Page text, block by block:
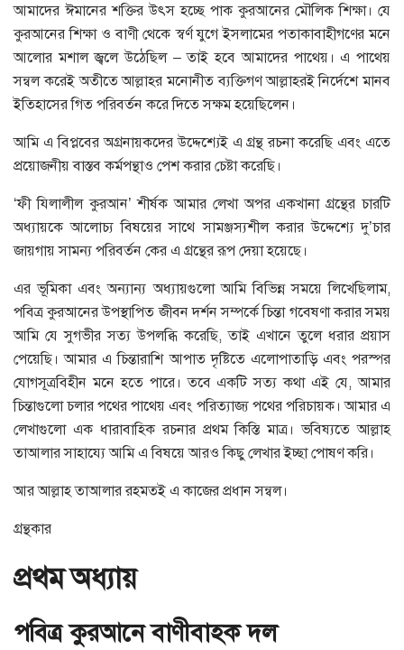
আমাদের ঈমানের শক্তির উৎস হচ্ছে পাক কুরআনের মৌলিক শিক্ষা। যে
কুরআনের শিক্ষা ও বাণী থেকে স্বর্ণ যুগে ইসলামের পতাকাবাহীগণের মনে
আলোর মশাল জ্বলে উঠেছিল – তাই হবে আমাদের পাথেয়। এ পাথেয়
সন্বল করেই অতীতে আল্লাহর মনোনীত ব্যক্তিগণ আল্লাহরই নির্দেশে মানব
ইতিহাসের গিত পরিবর্তন করে দিতে সক্ষম হয়েছিলেন।
আমি এ বিপ্লবের অগ্রনায়কদের উদ্দেশ্যেই এ গ্রন্থ রচনা করেছি এবং এতে
প্রয়োজনীয় বাস্তব কর্মপন্থাও পেশ করার চেষ্টা করেছি।
‘ফী যিলালীল কুরআন’ শীর্ষক আমার লেখা অপর একখানা গ্রন্থের চারটি
অধ্যায়কে আলোচ্য বিষয়ের সাথে সামঞ্জস্যশীল করার উদ্দেশ্যে দু’চার
জায়গায় সামন্য পরিবর্তন কের এ গ্রন্থের রূপ দেয়া হয়েছে।
এর ভূমিকা এবং অন্যান্য অধ্যায়গুলো আমি বিভিন্ন সময়ে লিখেছিলাম,
পবিত্র কুরআনের উপস্থাপিত জীবন দর্শন সম্পর্কে চিন্তা গবেষণা করার সময়
আমি যে সুগভীর সত্য উপলব্ধি করেছি, তাই এখানে তুলে ধরার প্রয়াস
পেয়েছি। আমার এ চিন্তারাশি আপাত দৃষ্টিতে এলোপাতাড়ি এবং পরস্পর
যোগসূত্রবিহীন মনে হতে পারে। তবে একটি সত্য কথা এই যে, আমার
চিন্তাগুলো চলার পথের পাথেয় এবং পরিত্যাজ্য পথের পরিচায়ক। আমার এ
লেখাগুলো এক ধারাবাহিক রচনার প্রথম কিস্তি মাত্র। ভবিষ্যতে আল্লাহ
তাআলার সাহায্যে আমি এ বিষয়ে আরও কিছু লেখার ইচ্ছা পোষণ করি।
আর আল্লাহ তাআলার রহমতই এ কাজের প্রধান সন্বল।
গ্রন্থকার
প্রথম অধ্যায়
পবিত্র কুরআনে বাণীবাহক দল